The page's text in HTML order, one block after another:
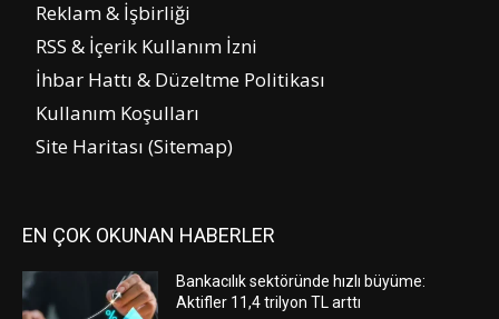
Reklam & İşbirliği
RSS & İçerik Kullanım İzni
İhbar Hattı & Düzeltme Politikası
Kullanım Koşulları
Site Haritası (Sitemap)
EN ÇOK OKUNAN HABERLER
Bankacılık sektöründe hızlı büyüme:
Aktifler 11,4 trilyon TL arttı